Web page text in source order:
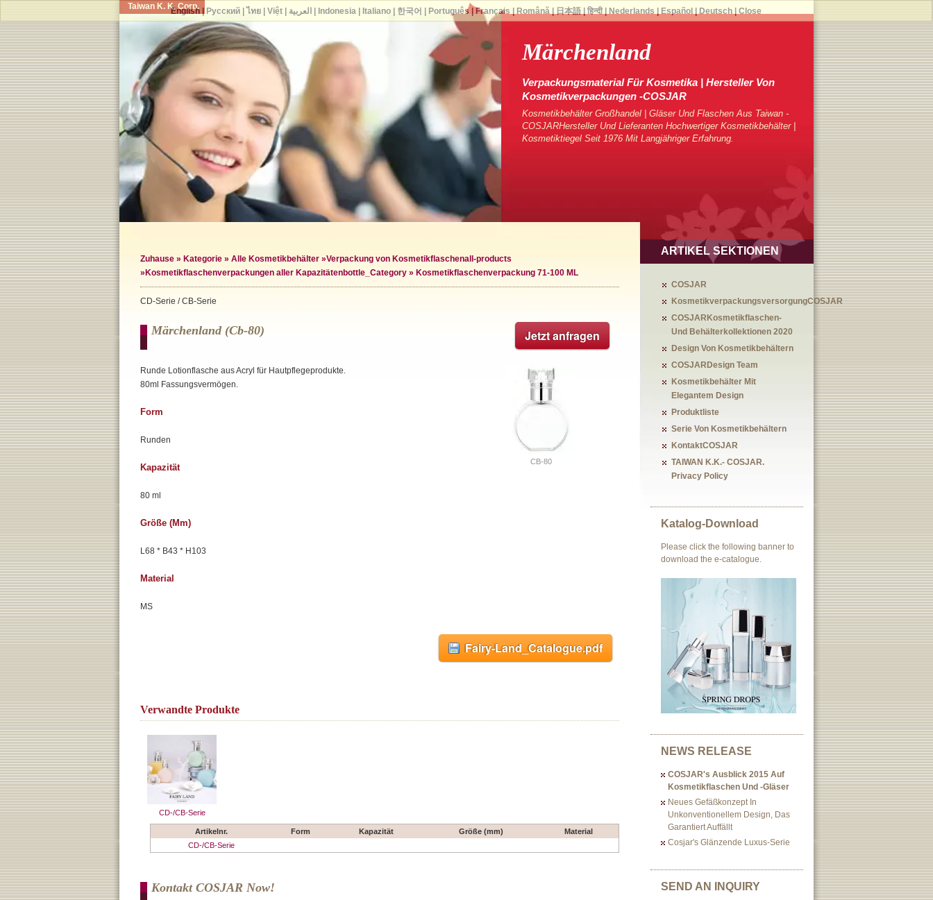
Taiwan K. K. Corp.
Märchenland
Verpackungsmaterial Für Kosmetika | Hersteller Von
Kosmetikverpackungen -COSJAR
Kosmetikbehälter Großhandel | Gläser Und Flaschen Aus Taiwan -
COSJARHersteller Und Lieferanten Hochwertiger Kosmetikbehälter |
Kosmetiktiegel Seit 1976 Mit Langjähriger Erfahrung.
Zuhause » Kategorie » Alle Kosmetikbehälter »Verpackung von Kosmetikflaschenall-products
» Kosmetikflaschenverpackungen aller Kapazitätenbottle_Category » Kosmetikflaschenverpackung 71-100 ML
CD-Serie / CB-Serie
Jetzt anfragen
Märchenland (cb-80)
CB-80
Runde Lotionflasche aus Acryl für Hautpflegeprodukte.
80ml Fassungsvermögen.
Form
Runden
Kapazität
80 ml
Größe (mm)
L68 * B43 * H103
Material
MS
Fairy-Land_Catalogue.pdf
Verwandte Produkte
CD-/CB-Serie
Artikelnr. Form Kapazität Größe (mm)
Material
CD-/CB-Serie
Kontakt COSJAR Now!
ARTIKEL SEKTIONEN
COSJAR
KosmetikverpackungsversorgungCOSJAR
COSJARKosmetikflaschen-
Und Behälterkollektionen 2020
Design Von Kosmetikbehältern
COSJARDesign Team
Kosmetikbehälter Mit
Elegantem Design
Produktliste
Serie Von Kosmetikbehältern
KontaktCOSJAR
TAIWAN K.K.- COSJAR.
Privacy Policy
Katalog-Download
Please click the following banner to
download the e-catalogue.
NEWS RELEASE
COSJAR's Ausblick 2015 Auf
Kosmetikflaschen Und -gläser
Neues Gefäßkonzept In
Unkonventionellem Design, Das
Garantiert Auffällt
Cosjar's Glänzende Luxus-Serie
SEND AN INQUIRY
English| Русский| ไทย| Việt| العربية Indonesia| Italiano| 한국어 Português Français Română| 日本語| हिन्दी| Nederlands Español Deutsch| Close